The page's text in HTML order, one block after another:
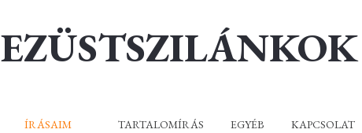
EZÜSTSZILÁNKOK
ÍRÁSAIM TARTALOMÍRÁS EGYÉB KAPCSOLAT